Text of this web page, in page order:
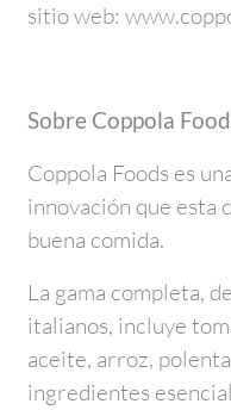
sitio web:
Sobre Coppola
Coppola Foods es
innovación que esta
buena comida.
La gama completa,
italianos, incluye
aceite, arroz,
ingredientes